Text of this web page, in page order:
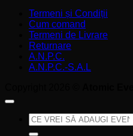
Termeni și Condiții
Cum comand
Termeni de Livrare
Returnare
A.N.P.C.
A.N.P.C.-S.A.L
Caută
după: